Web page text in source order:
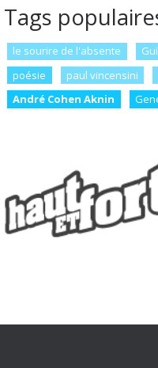
Tags
le sourire de l'absente
poésie
paul vincensini
André Cohen Aknin